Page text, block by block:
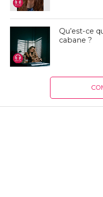
Qu’est-ce
cabane ?